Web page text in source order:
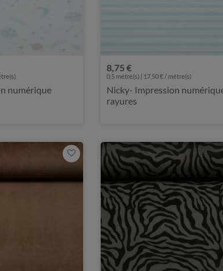
numérique
8,75 €
0,5 mètre(s) | 17,50 € / mètre(s)
Nicky- Impression
rayures